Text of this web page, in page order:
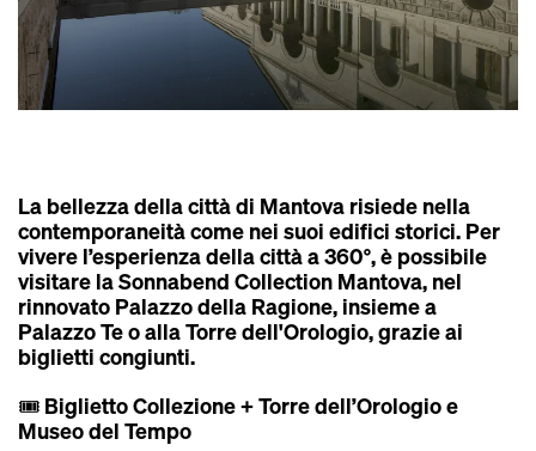
La bellezza della città di Mantova risiede nella
contemporaneità come nei suoi edifici storici. Per
vivere l’esperienza della città a 360°, è possibile
visitare laSonnabend Collection Mantova, nel
rinnovato Palazzo della Ragione, insieme a
Palazzo Teo allaTorre dell'Orologio, grazie ai
biglietti congiunti.
🎟️Biglietto Collezione + Torre dell’Orologio e
Museo del Tempo